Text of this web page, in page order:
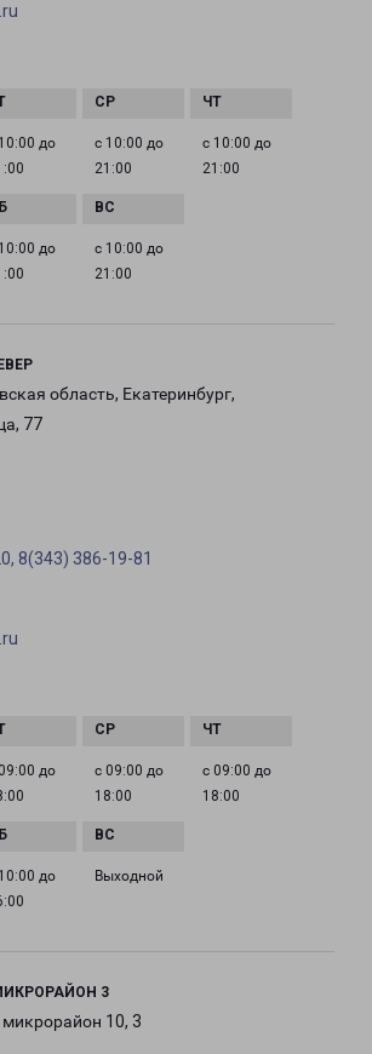
до
с 10:00 до
21:00
с 10:00 до
21:00
до
с 10:00 до
21:00
область, Екатеринбург,
77
8(343) 386-19-81
до
с 09:00 до
18:00
с 09:00 до
18:00
до
Выходной
3
10, 3